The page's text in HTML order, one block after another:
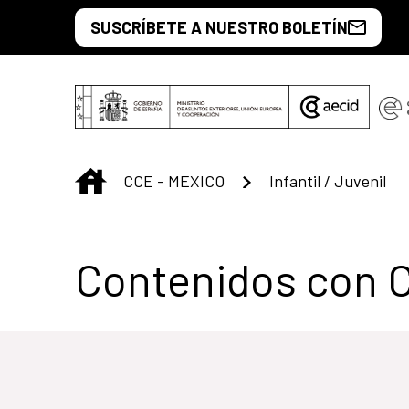
Saltar al contenido principal
SUSCRÍBETE A NUESTRO BOLETÍN
INICIO
CCE - MEXICO Infantil / Juvenil
Centro Cultural
Contenidos con